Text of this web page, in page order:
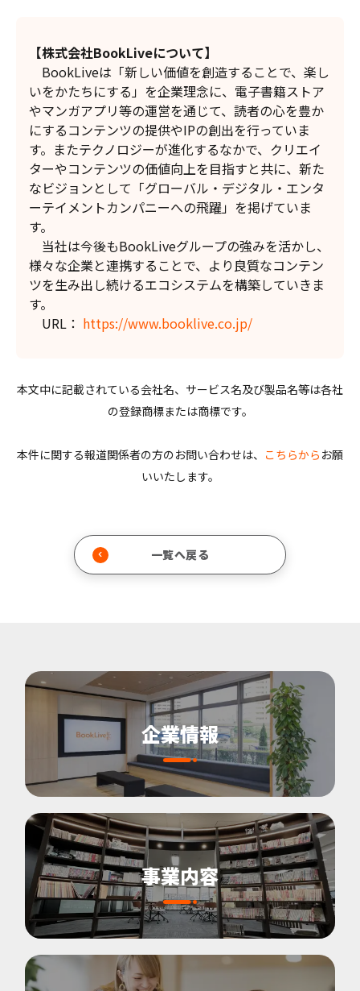
【株式会社BookLiveについて】
BookLiveは「新しい価値を創造することで、楽し
いをかたちにする」を企業理念に、電子書籍ストア
やマンガアプリ等の運営を通じて、読者の心を豊か
にするコンテンツの提供やIPの創出を行っていま
す。またテクノロジーが進化するなかで、クリエイ
ターやコンテンツの価値向上を目指すと共に、新た
なビジョンとして「グローバル・デジタル・エンタ
ーテイメントカンパニーへの飛躍」を掲げていま
す。
当社は今後もBookLiveグループの強みを活かし、
様々な企業と連携することで、より良質なコンテン
ツを生み出し続けるエコシステムを構築していきま
す。
URL： https://www.booklive.co.jp/
本文中に記載されている会社名、サービス名及び製品名等は各社
の登録商標または商標です。
本件に関する報道関係者の方のお問い合わせは、 こちらから お願
いいたします。
一覧へ戻る
企業情報
事業内容